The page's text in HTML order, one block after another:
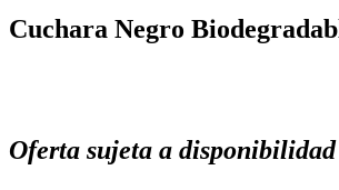
Cuchara Negro
Oferta sujeta a disponibilidad